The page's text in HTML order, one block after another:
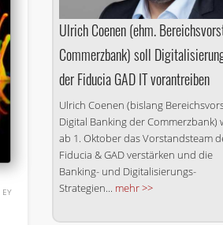
EY
Ulrich Coenen (ehm.
Commerzbank) soll
der Fiducia GAD IT vorantreiben
Ulrich Coenen (bislang
Digital Banking der Commerzbank)
ab 1. Oktober das Vorstandsteam
Fiducia & GAD verstärken und die
Banking- und Digitalisierungs-
Strategien... mehr >>